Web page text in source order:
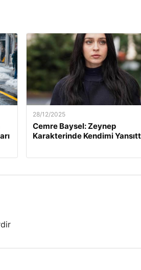
28/12/2025
Cemre Baysel: Zeynep
Karakterinde Kendimi